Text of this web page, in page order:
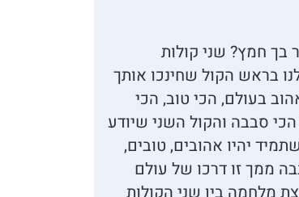
חמץ? שני קולות
בראש הקול שחינכו אותך
בעולם, הכי טוב, הכי
סבבה והקול השני שיודע
יהיו אהובים, טובים,
ממך זו דרכו של עולם
מלחמה בין שני הקולות